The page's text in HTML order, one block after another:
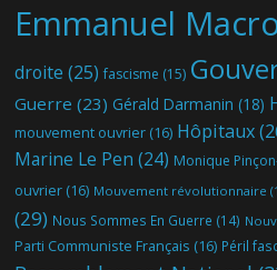
Emmanuel
droite (25) fascisme (15)
Guerre (23) Gérald Darmanin (18)
mouvement ouvrier (16) Hôpitaux
Marine Le Pen (24) Monique
ouvrier (16) Mouvement révolutionnaire
(29) Nous Sommes En Guerre (14)
Parti Communiste Français (16) Péril